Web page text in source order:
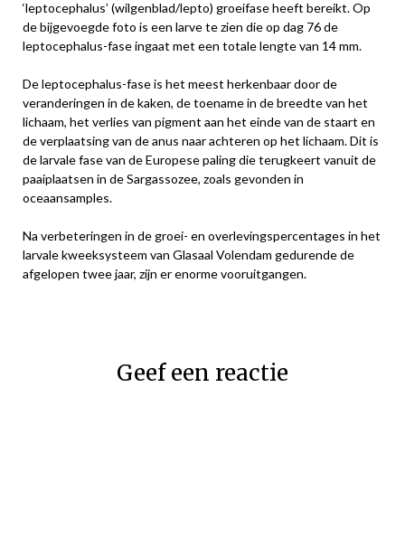
‘leptocephalus’ (wilgenblad/lepto) groeifase heeft bereikt. Op
de bijgevoegde foto is een larve te zien die op dag 76 de
leptocephalus-fase ingaat met een totale lengte van 14 mm.
De leptocephalus-fase is het meest herkenbaar door de
veranderingen in de kaken, de toename in de breedte van het
lichaam, het verlies van pigment aan het einde van de staart en
de verplaatsing van de anus naar achteren op het lichaam. Dit is
de larvale fase van de Europese paling die terugkeert vanuit de
paaiplaatsen in de Sargassozee, zoals gevonden in
oceaansamples.
Na verbeteringen in de groei- en overlevingspercentages in het
larvale kweeksysteem van Glasaal Volendam gedurende de
afgelopen twee jaar, zijn er enorme vooruitgangen.
Geef een reactie